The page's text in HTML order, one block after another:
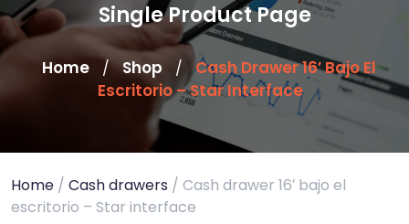
Single Product Page
Home / Shop /
Cash Drawer 16′ Bajo El
Escritorio – Star Interface
Home / Cash drawers / Cash drawer 16′ bajo el
escritorio – Star interface